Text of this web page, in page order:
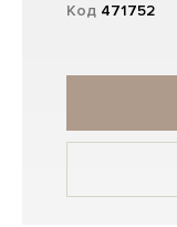
Код 471752